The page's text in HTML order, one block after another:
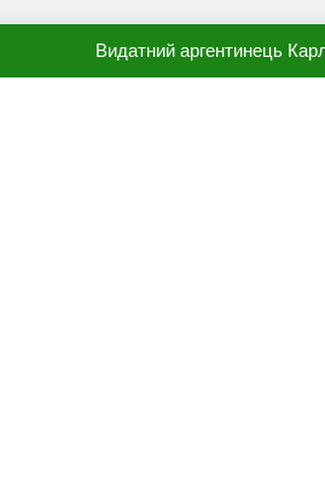
Видатний аргентинець